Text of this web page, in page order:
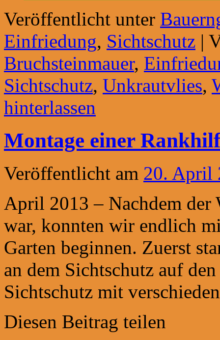
Veröffentlicht unter
Einfriedung, Sichtschutz |
Bruchsteinmauer,
Sichtschutz, Unkrautvlies,
hinterlassen
Montage einer
Veröffentlicht am 20. April
April 2013 – Nachdem der
war, konnten wir endlich
Garten beginnen. Zuerst
an dem Sichtschutz auf
Sichtschutz mit
Diesen Beitrag teilen